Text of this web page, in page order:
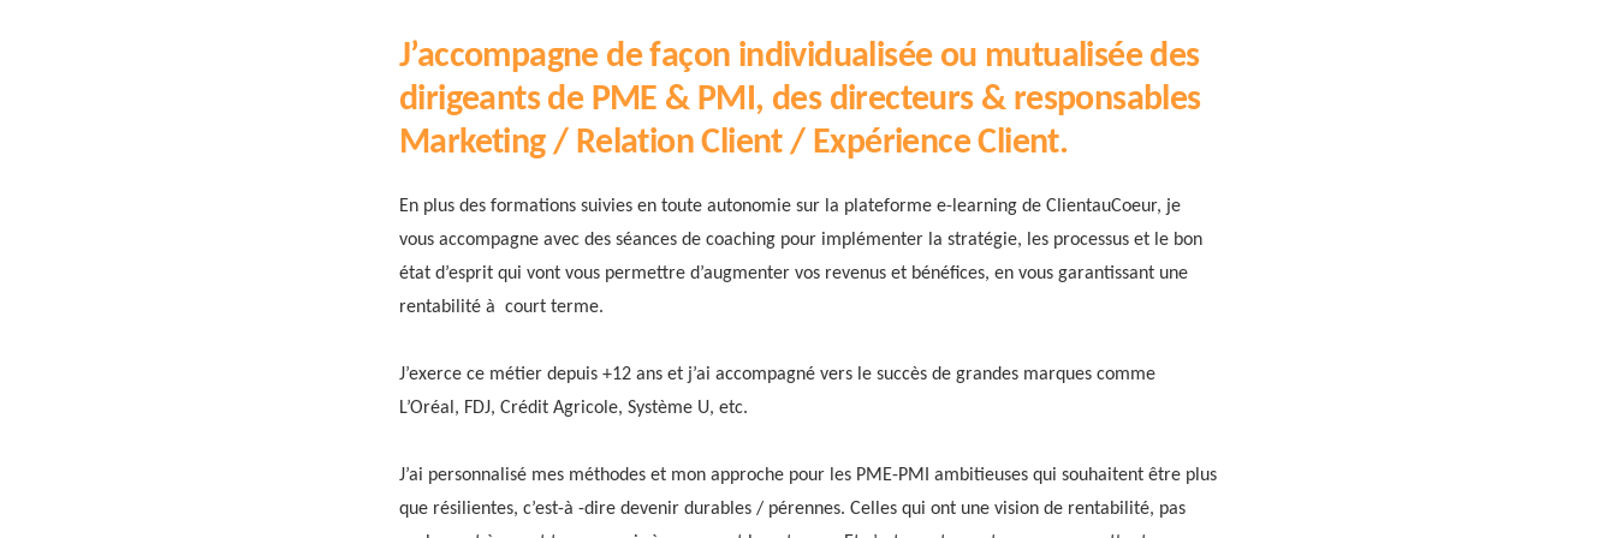
J’accompagne de façon individualisée ou mutualisée des
dirigeants de PME & PMI, des directeurs & responsables
Marketing / Relation Client / Expérience Client.
En plus des formations suivies en toute autonomie sur la plateforme e-learning de ClientauCoeur, je
vous accompagne avec des séances de coaching pour implémenter la stratégie, les processus et le bon
état d’esprit qui vont vous permettre d’augmenter vos revenus et bénéfices, en vous garantissant une
rentabilité à court terme.
J’exerce ce métier depuis +12 ans et j’ai accompagné vers le succès de grandes marques comme
L’Oréal, FDJ, Crédit Agricole, Système U, etc.
J’ai personnalisé mes méthodes et mon approche pour les PME-PMI ambitieuses qui souhaitent être plus
que résilientes, c’est-à -dire devenir durables / pérennes. Celles qui ont une vision de rentabilité, pas